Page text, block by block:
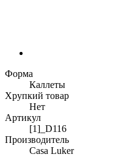
Форма
Каллеты
Хрупкий товар
Нет
Артикул
[1]_D116
Производитель
Casa Luker